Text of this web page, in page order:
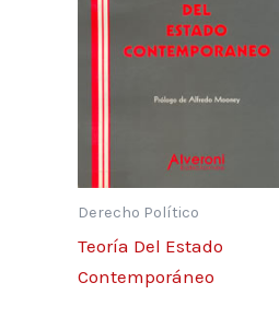
Derecho Político
Teoría Del Estado
Contemporáneo